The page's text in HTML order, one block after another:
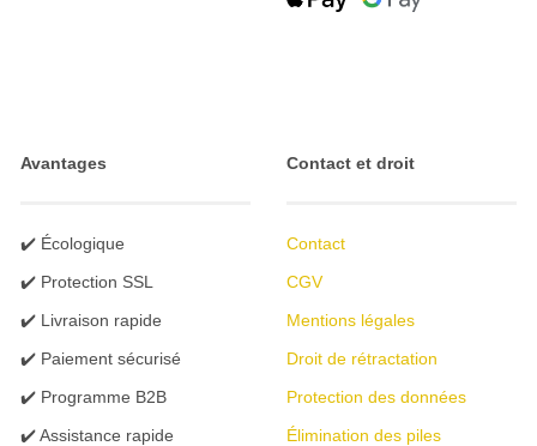
Avantages
✔️ Écologique
✔️ Protection SSL
✔️ Livraison rapide
✔️ Paiement sécurisé
✔️ Programme B2B
✔️ Assistance rapide
Contact et droit
Contact
CGV
Mentions légales
Droit de rétractation
Protection des données
Élimination des piles